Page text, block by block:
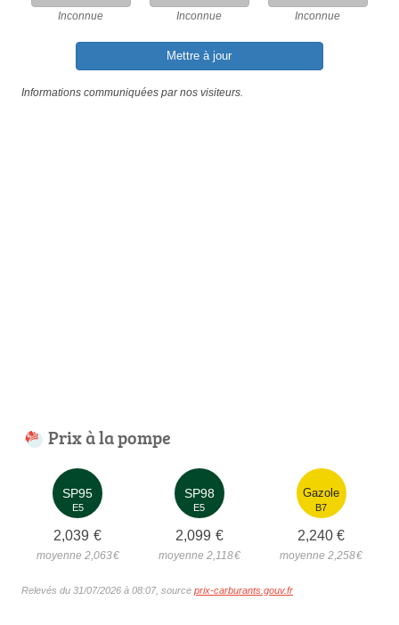
Inconnue Inconnue Inconnue
Mettre à jour
Informations communiquées par nos visiteurs.
Prix à la pompe
SP95
E5
2,039 €
moyenne 2,063€
SP98
E5
2,099 €
moyenne 2,118€
Gazole
B7
2,240 €
moyenne 2,258€
Relevés du 31/07/2026 à 08:07, source prix-carburants.gouv.fr